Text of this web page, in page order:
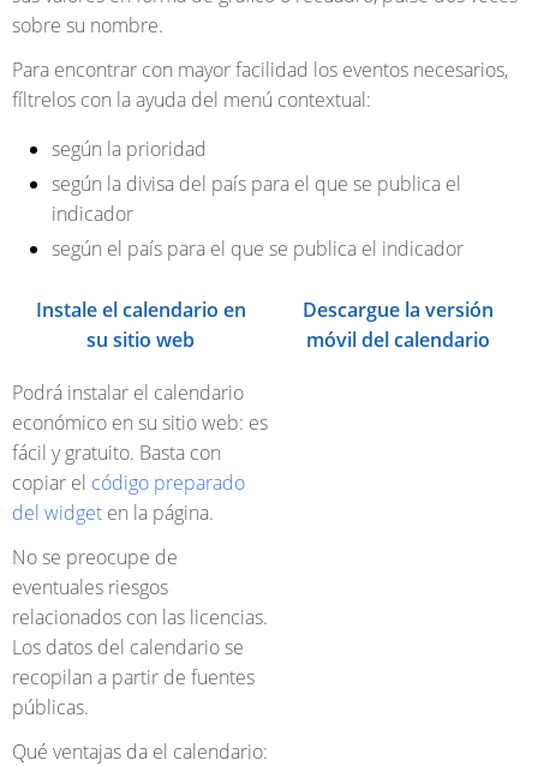
sobre su nombre.
Para encontrar con mayor facilidad los eventos necesarios,
fíltrelos con la ayuda del menú contextual:
según la prioridad
según la divisa del país para el que se publica el
indicador
según el país para el que se publica el indicador
Instale el calendario en
su sitio web
Descargue la versión
móvil del calendario
Podrá instalar el calendario
económico en su sitio web: es
fácil y gratuito. Basta con
copiar el código preparado
del widget en la página.
No se preocupe de
eventuales riesgos
relacionados con las licencias.
Los datos del calendario se
recopilan a partir de fuentes
públicas.
Qué ventajas da el calendario: